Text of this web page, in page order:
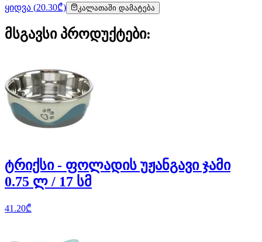
ყიდვა (20.30₾) კალათაში დამატება
მსგავსი პროდუქტები:
ტრიქსი - ფოლადის უჟანგავი ჯამი
0.75 ლ / 17 სმ
41.20₾